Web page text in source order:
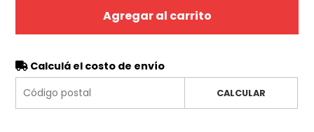
Agregar al carrito
Calculá el costo de envío
CALCULAR